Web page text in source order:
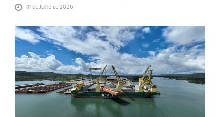
01 de Julho de 2026